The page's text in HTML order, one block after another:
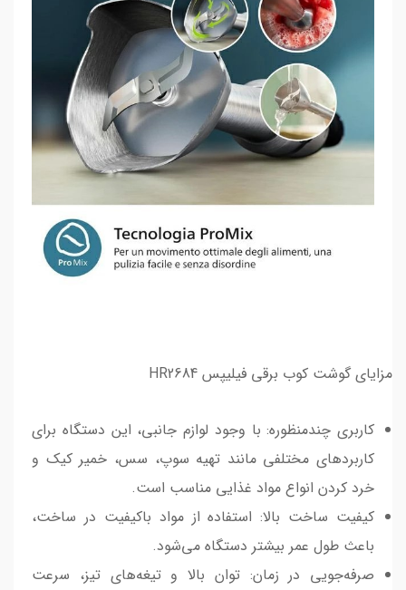
مزایای گوشت کوب برقی فیلیپس HR2684
کاربری چندمنظوره: با وجود لوازم جانبی، این دستگاه برای
کاربردهای مختلفی مانند تهیه سوپ، سس، خمیر کیک و
خرد کردن انواع مواد غذایی مناسب است.
کیفیت ساخت بالا: استفاده از مواد باکیفیت در ساخت،
باعث طول عمر بیشتر دستگاه می‌شود.
صرفه‌جویی در زمان: توان بالا و تیغه‌های تیز، سرعت